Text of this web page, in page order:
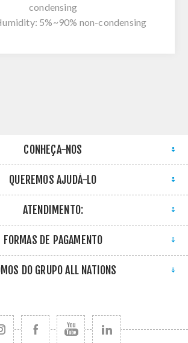
condensing
5%~90% non-condensing
CONHEÇA-NOS
QUEREMOS AJUDÁ-LO
ATENDIMENTO:
FORMAS DE PAGAMENTO
DO GRUPO ALL NATIONS